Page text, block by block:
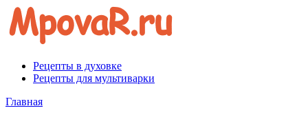
Перейти
контенту
Рецепты в духовке
Рецепты для мультиварки
Главная